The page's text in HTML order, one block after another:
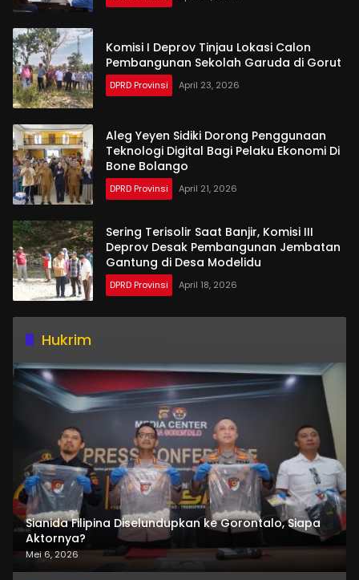
Komisi I Deprov Tinjau Lokasi Calon
Pembangunan Sekolah Garuda di Gorut
DPRD Provinsi April 23, 2026
Aleg Yeyen Sidiki Dorong Penggunaan
Teknologi Digital Bagi Pelaku Ekonomi Di
Bone Bolango
DPRD Provinsi April 21, 2026
Sering Terisolir Saat Banjir, Komisi III
Deprov Desak Pembangunan Jembatan
Gantung di Desa Modelidu
DPRD Provinsi April 18, 2026
Hukrim
Sianida Filipina Diselundupkan ke Gorontalo, Siapa
Aktornya?
Mei 6, 2026